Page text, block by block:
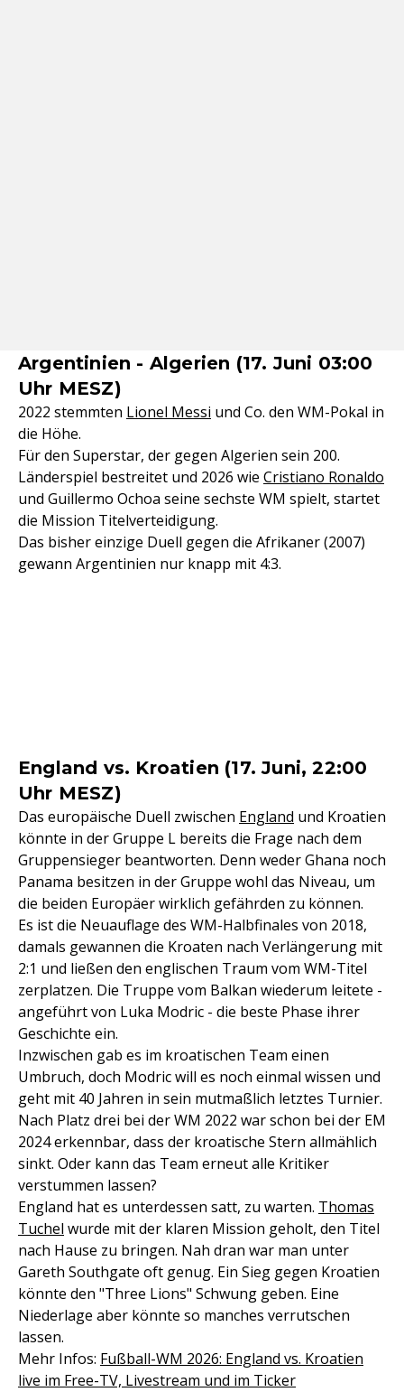
Argentinien - Algerien (17. Juni 03:00
Uhr MESZ)
2022 stemmten Lionel Messi und Co. den WM-Pokal in
die Höhe.
Für den Superstar, der gegen Algerien sein 200.
Länderspiel bestreitet und 2026 wie Cristiano Ronaldo
und Guillermo Ochoa seine sechste WM spielt, startet
die Mission Titelverteidigung.
Das bisher einzige Duell gegen die Afrikaner (2007)
gewann Argentinien nur knapp mit 4:3.
England vs. Kroatien (17. Juni, 22:00
Uhr MESZ)
Das europäische Duell zwischen England und Kroatien
könnte in der Gruppe L bereits die Frage nach dem
Gruppensieger beantworten. Denn weder Ghana noch
Panama besitzen in der Gruppe wohl das Niveau, um
die beiden Europäer wirklich gefährden zu können.
Es ist die Neuauflage des WM-Halbfinales von 2018,
damals gewannen die Kroaten nach Verlängerung mit
2:1 und ließen den englischen Traum vom WM-Titel
zerplatzen. Die Truppe vom Balkan wiederum leitete -
angeführt von Luka Modric - die beste Phase ihrer
Geschichte ein.
Inzwischen gab es im kroatischen Team einen
Umbruch, doch Modric will es noch einmal wissen und
geht mit 40 Jahren in sein mutmaßlich letztes Turnier.
Nach Platz drei bei der WM 2022 war schon bei der EM
2024 erkennbar, dass der kroatische Stern allmählich
sinkt. Oder kann das Team erneut alle Kritiker
verstummen lassen?
England hat es unterdessen satt, zu warten. Thomas
Tuchel wurde mit der klaren Mission geholt, den Titel
nach Hause zu bringen. Nah dran war man unter
Gareth Southgate oft genug. Ein Sieg gegen Kroatien
könnte den "Three Lions" Schwung geben. Eine
Niederlage aber könnte so manches verrutschen
lassen.
Mehr Infos: Fußball-WM 2026: England vs. Kroatien
live im Free-TV, Livestream und im Ticker